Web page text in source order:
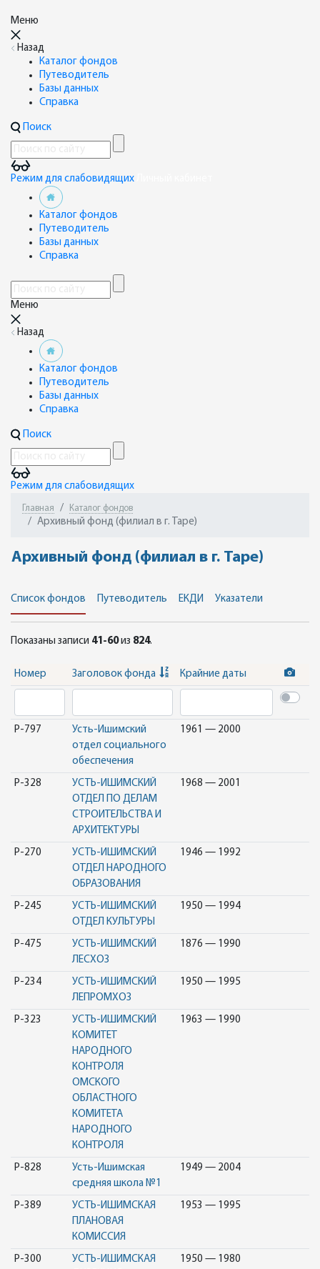
Меню
Назад
Каталог фондов
Путеводитель
Базы данных
Справка
Поиск
Режим для слабовидящих
Каталог фондов
Путеводитель
Базы данных
Справка
Меню
Назад
Каталог фондов
Путеводитель
Базы данных
Справка
Поиск
Режим для слабовидящих
Главная Каталог фондов
Архивный фонд (филиал в г. Таре)
Архивный фонд (филиал в г. Таре)
Список фондов Путеводитель ЕКДИ Указатели
Показаны записи 41-60из 824.
Номер Заголовок фонда Крайние даты
Р-797
Усть-Ишимский
отдел социального
обеспечения
1961 — 2000
Р-328
УСТЬ-ИШИМСКИЙ
ОТДЕЛ ПО ДЕЛАМ
СТРОИТЕЛЬСТВА И
АРХИТЕКТУРЫ
1968 — 2001
Р-270
УСТЬ-ИШИМСКИЙ
ОТДЕЛ НАРОДНОГО
ОБРАЗОВАНИЯ
1946 — 1992
Р-245
УСТЬ-ИШИМСКИЙ
ОТДЕЛ КУЛЬТУРЫ
1950 — 1994
Р-475
УСТЬ-ИШИМСКИЙ
ЛЕСХОЗ
1876 — 1990
Р-234
УСТЬ-ИШИМСКИЙ
ЛЕПРОМХОЗ
1950 — 1995
Р-323
УСТЬ-ИШИМСКИЙ
КОМИТЕТ
НАРОДНОГО
КОНТРОЛЯ
ОМСКОГО
ОБЛАСТНОГО
КОМИТЕТА
НАРОДНОГО
КОНТРОЛЯ
1963 — 1990
Р-828
Усть-Ишимская
средняя школа №1
1949 — 2004
Р-389
УСТЬ-ИШИМСКАЯ
ПЛАНОВАЯ
КОМИССИЯ
1953 — 1995
Р-300
УСТЬ-ИШИМСКАЯ
1950 — 1980